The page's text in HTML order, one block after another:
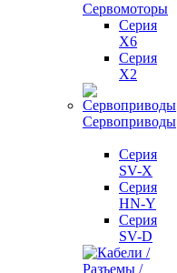
Сервомоторы
Серия
X6
Серия
X2
Сервоприводы
Серия
SV-X
Серия
HN-Y
Серия
SV-D